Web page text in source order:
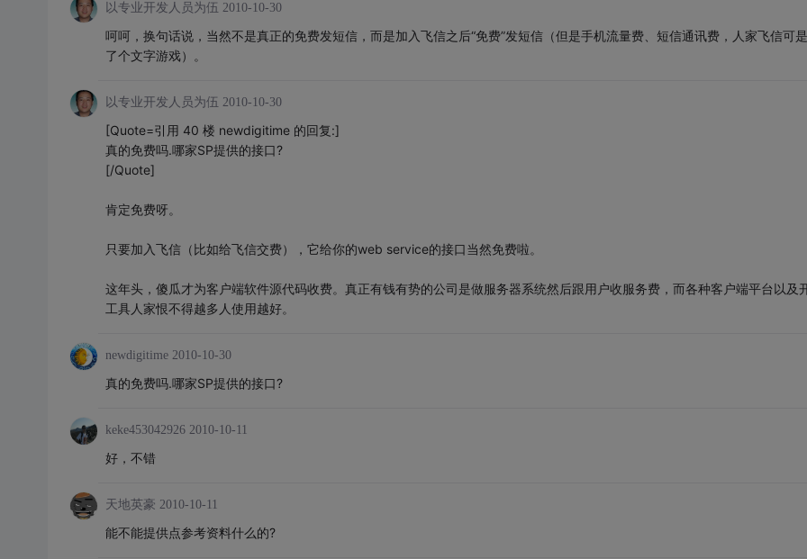
以专业开发人员为伍 2010-10-30
呵呵，换句话说，当然不是真正的免费发短信，而是加入飞信之后“免费”发短信（但是手机流量费、短信通讯费，人家飞信可
了个文字游戏）。
以专业开发人员为伍 2010-10-30
[Quote=引用 40 楼 newdigitime 的回复:]
真的免费吗.哪家SP提供的接口?
[/Quote]
肯定免费呀。
只要加入飞信（比如给飞信交费），它给你的web service的接口当然免费啦。
这年头，傻瓜才为客户端软件源代码收费。真正有钱有势的公司是做服务器系统然后跟用户收服务费，而各种客户端平台以及
工具人家恨不得越多人使用越好。
newdigitime 2010-10-30
真的免费吗.哪家SP提供的接口?
keke453042926 2010-10-11
好，不错
天地英豪 2010-10-11
能不能提供点参考资料什么的?